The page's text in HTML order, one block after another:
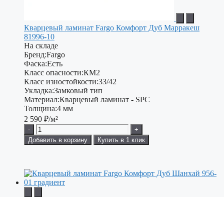
Кварцевый ламинат Fargo Комфорт Дуб Марракеш
81996-10
На складе
Бренд:Fargo
Фаска:Есть
Класс опасности:КМ2
Класс изностойкости:33/42
Укладка:Замковый тип
Материал:Кварцевый ламинат - SPC
Толщина:4 мм
2 590 ₽/м²
-
+
Добавить в корзину
Купить в 1 клик